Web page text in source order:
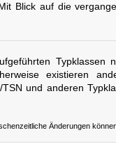
Blick auf die
Typklassen
existieren
und anderen
Änderungen